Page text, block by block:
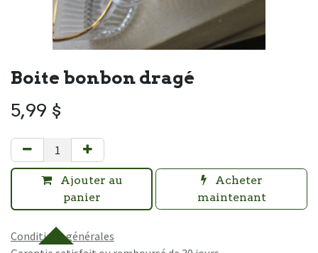
Boite bonbon dragé
5,99 $
Ajouter au
panier
Acheter
maintenant
Conditions générales